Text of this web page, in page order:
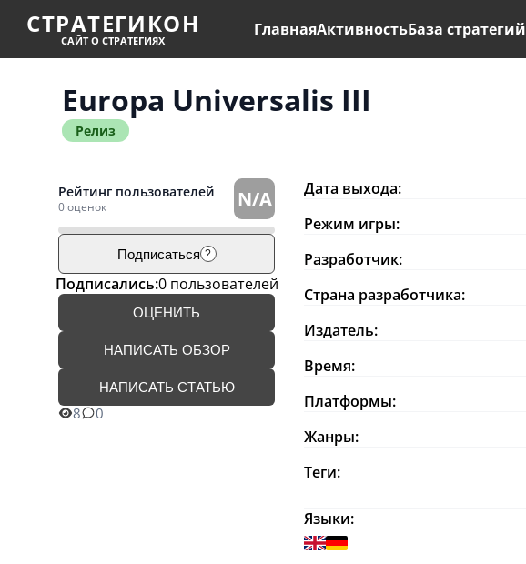
СТРАТЕГИКОН
САЙТ О СТРАТЕГИЯХ
ГлавнаяАктивностьБаза стратегий
Europa Universalis III
Релиз
Рейтинг пользователей
0 оценок N/A
Подписаться ?
Подписались:0 пользователей
ОЦЕНИТЬ
НАПИСАТЬ ОБЗОР
НАПИСАТЬ СТАТЬЮ
8 0
Дата выхода:
Режим игры:
Разработчик:
Страна разработчика:
Издатель:
Время:
Платформы:
Жанры:
Теги:
Языки: